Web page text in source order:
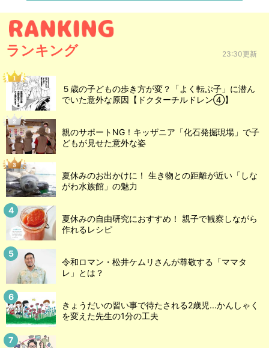
ランキング 23:30更新
５歳の子どもの歩き方が変？「よく転ぶ子」に潜ん
でいた意外な原因【ドクターチルドレン④】
親のサポートNG！キッザニア「化石発掘現場」で子
どもが見せた意外な姿
夏休みのお出かけに！ 生き物との距離が近い「しな
がわ水族館」の魅力
夏休みの自由研究におすすめ！ 親子で観察しながら
作れるレシピ
令和ロマン・松井ケムリさんが尊敬する「ママタ
レ」とは？
きょうだいの習い事で待たされる2歳児...かんしゃく
を変えた先生の1分の工夫